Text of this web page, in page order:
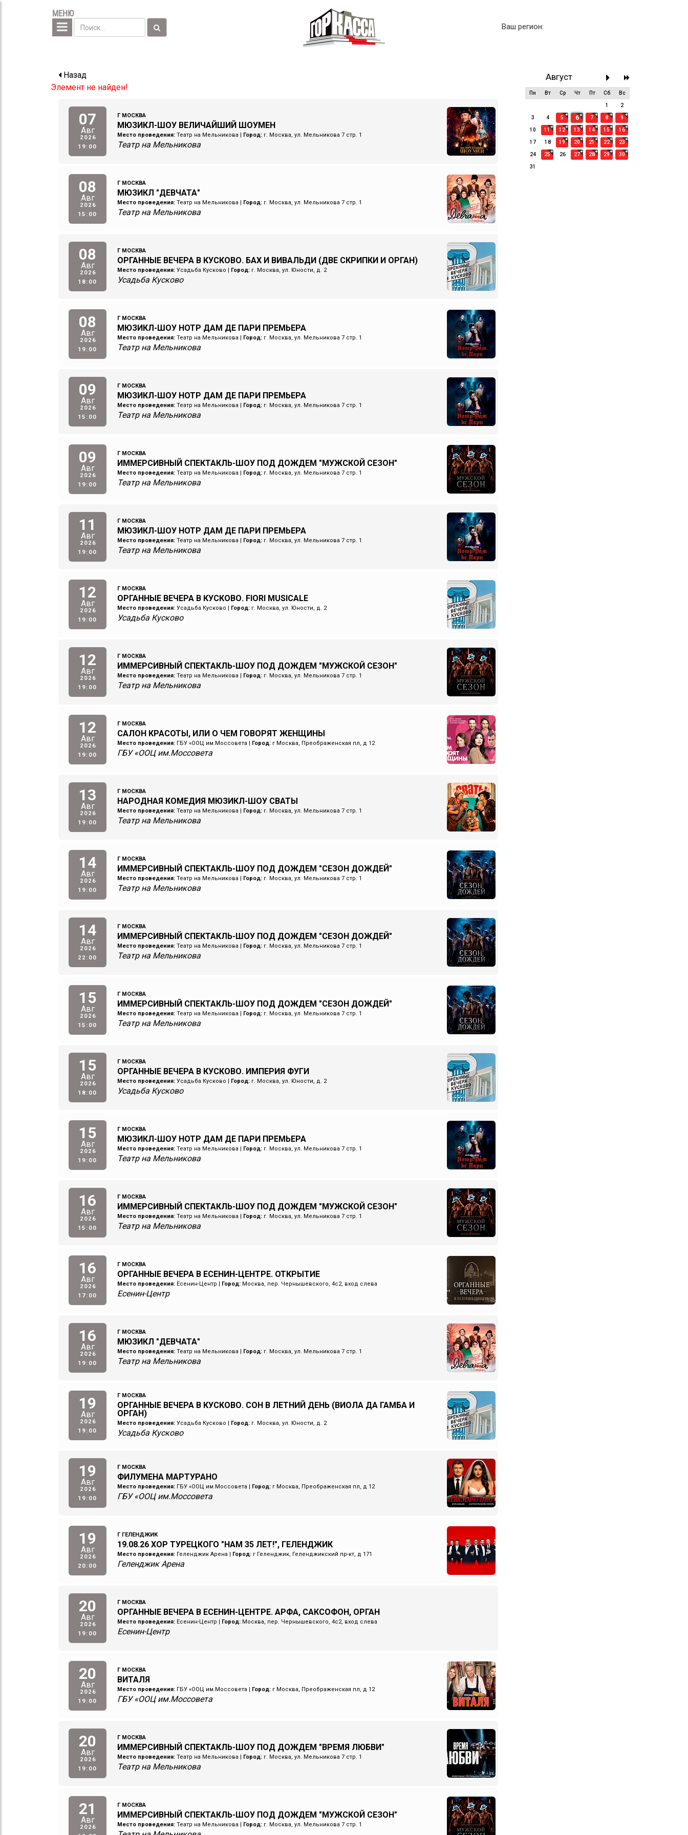
МЕНЮ
Ваш регион:
Август
Пн Вт Ср Чт Пт Сб Вс
1 2
3 4 5 6 7 8 9
10 11 12 13 14 15 16
17 18 19 20 21 22 23
24 25 26 27 28 29 30
31
Назад
Элемент не найден!
07
Авг
2026
19:00
Г МОСКВА
МЮЗИКЛ-ШОУ ВЕЛИЧАЙШИЙ ШОУМЕН
Место проведения:Театр на Мельникова | Город:г. Москва, ул. Мельникова 7 стр. 1
Театр на Мельникова
08
Авг
2026
15:00
Г МОСКВА
МЮЗИКЛ "ДЕВЧАТА"
Место проведения:Театр на Мельникова | Город:г. Москва, ул. Мельникова 7 стр. 1
Театр на Мельникова
08
Авг
2026
18:00
Г МОСКВА
ОРГАННЫЕ ВЕЧЕРА В КУСКОВО. БАХ И ВИВАЛЬДИ (ДВЕ СКРИПКИ И ОРГАН)
Место проведения:Усадьба Кусково | Город:г. Москва, ул. Юности, д. 2
Усадьба Кусково
08
Авг
2026
19:00
Г МОСКВА
МЮЗИКЛ-ШОУ НОТР ДАМ ДЕ ПАРИ ПРЕМЬЕРА
Место проведения:Театр на Мельникова | Город:г. Москва, ул. Мельникова 7 стр. 1
Театр на Мельникова
09
Авг
2026
15:00
Г МОСКВА
МЮЗИКЛ-ШОУ НОТР ДАМ ДЕ ПАРИ ПРЕМЬЕРА
Место проведения:Театр на Мельникова | Город:г. Москва, ул. Мельникова 7 стр. 1
Театр на Мельникова
09
Авг
2026
19:00
Г МОСКВА
ИММЕРСИВНЫЙ СПЕКТАКЛЬ-ШОУ ПОД ДОЖДЕМ "МУЖСКОЙ СЕЗОН"
Место проведения:Театр на Мельникова | Город:г. Москва, ул. Мельникова 7 стр. 1
Театр на Мельникова
11
Авг
2026
19:00
Г МОСКВА
МЮЗИКЛ-ШОУ НОТР ДАМ ДЕ ПАРИ ПРЕМЬЕРА
Место проведения:Театр на Мельникова | Город:г. Москва, ул. Мельникова 7 стр. 1
Театр на Мельникова
12
Авг
2026
19:00
Г МОСКВА
ОРГАННЫЕ ВЕЧЕРА В КУСКОВО. FIORI MUSICALE
Место проведения:Усадьба Кусково | Город:г. Москва, ул. Юности, д. 2
Усадьба Кусково
12
Авг
2026
19:00
Г МОСКВА
ИММЕРСИВНЫЙ СПЕКТАКЛЬ-ШОУ ПОД ДОЖДЕМ "МУЖСКОЙ СЕЗОН"
Место проведения:Театр на Мельникова | Город:г. Москва, ул. Мельникова 7 стр. 1
Театр на Мельникова
12
Авг
2026
19:00
Г МОСКВА
САЛОН КРАСОТЫ, ИЛИ О ЧЕМ ГОВОРЯТ ЖЕНЩИНЫ
Место проведения:ГБУ «ООЦ им.Моссовета | Город:г Москва, Преображенская пл, д 12
ГБУ «ООЦ им.Моссовета
13
Авг
2026
19:00
Г МОСКВА
НАРОДНАЯ КОМЕДИЯ МЮЗИКЛ-ШОУ СВАТЫ
Место проведения:Театр на Мельникова | Город:г. Москва, ул. Мельникова 7 стр. 1
Театр на Мельникова
14
Авг
2026
19:00
Г МОСКВА
ИММЕРСИВНЫЙ СПЕКТАКЛЬ-ШОУ ПОД ДОЖДЕМ "СЕЗОН ДОЖДЕЙ"
Место проведения:Театр на Мельникова | Город:г. Москва, ул. Мельникова 7 стр. 1
Театр на Мельникова
14
Авг
2026
22:00
Г МОСКВА
ИММЕРСИВНЫЙ СПЕКТАКЛЬ-ШОУ ПОД ДОЖДЕМ "СЕЗОН ДОЖДЕЙ"
Место проведения:Театр на Мельникова | Город:г. Москва, ул. Мельникова 7 стр. 1
Театр на Мельникова
15
Авг
2026
15:00
Г МОСКВА
ИММЕРСИВНЫЙ СПЕКТАКЛЬ-ШОУ ПОД ДОЖДЕМ "СЕЗОН ДОЖДЕЙ"
Место проведения:Театр на Мельникова | Город:г. Москва, ул. Мельникова 7 стр. 1
Театр на Мельникова
15
Авг
2026
18:00
Г МОСКВА
ОРГАННЫЕ ВЕЧЕРА В КУСКОВО. ИМПЕРИЯ ФУГИ
Место проведения:Усадьба Кусково | Город:г. Москва, ул. Юности, д. 2
Усадьба Кусково
15
Авг
2026
19:00
Г МОСКВА
МЮЗИКЛ-ШОУ НОТР ДАМ ДЕ ПАРИ ПРЕМЬЕРА
Место проведения:Театр на Мельникова | Город:г. Москва, ул. Мельникова 7 стр. 1
Театр на Мельникова
16
Авг
2026
15:00
Г МОСКВА
ИММЕРСИВНЫЙ СПЕКТАКЛЬ-ШОУ ПОД ДОЖДЕМ "МУЖСКОЙ СЕЗОН"
Место проведения:Театр на Мельникова | Город:г. Москва, ул. Мельникова 7 стр. 1
Театр на Мельникова
16
Авг
2026
17:00
Г МОСКВА
ОРГАННЫЕ ВЕЧЕРА В ЕСЕНИН-ЦЕНТРЕ. ОТКРЫТИЕ
Место проведения:Есенин-Центр | Город:Москва, пер. Чернышевского, 4с2, вход слева
Есенин-Центр
16
Авг
2026
19:00
Г МОСКВА
МЮЗИКЛ "ДЕВЧАТА"
Место проведения:Театр на Мельникова | Город:г. Москва, ул. Мельникова 7 стр. 1
Театр на Мельникова
19
Авг
2026
19:00
Г МОСКВА
ОРГАННЫЕ ВЕЧЕРА В КУСКОВО. СОН В ЛЕТНИЙ ДЕНЬ (ВИОЛА ДА ГАМБА И
ОРГАН)
Место проведения:Усадьба Кусково | Город:г. Москва, ул. Юности, д. 2
Усадьба Кусково
19
Авг
2026
19:00
Г МОСКВА
ФИЛУМЕНА МАРТУРАНО
Место проведения:ГБУ «ООЦ им.Моссовета | Город:г Москва, Преображенская пл, д 12
ГБУ «ООЦ им.Моссовета
19
Авг
2026
20:00
Г ГЕЛЕНДЖИК
19.08.26 ХОР ТУРЕЦКОГО "НАМ 35 ЛЕТ!", ГЕЛЕНДЖИК
Место проведения:Геленджик Арена | Город:г Геленджик, Геленджикский пр-кт, д 171
Геленджик Арена
20
Авг
2026
19:00
Г МОСКВА
ОРГАННЫЕ ВЕЧЕРА В ЕСЕНИН-ЦЕНТРЕ. АРФА, САКСОФОН, ОРГАН
Место проведения:Есенин-Центр | Город:Москва, пер. Чернышевского, 4с2, вход слева
Есенин-Центр
20
Авг
2026
19:00
Г МОСКВА
ВИТАЛЯ
Место проведения:ГБУ «ООЦ им.Моссовета | Город:г Москва, Преображенская пл, д 12
ГБУ «ООЦ им.Моссовета
20
Авг
2026
19:00
Г МОСКВА
ИММЕРСИВНЫЙ СПЕКТАКЛЬ-ШОУ ПОД ДОЖДЕМ "ВРЕМЯ ЛЮБВИ"
Место проведения:Театр на Мельникова | Город:г. Москва, ул. Мельникова 7 стр. 1
Театр на Мельникова
21
Авг
2026
Г МОСКВА
ИММЕРСИВНЫЙ СПЕКТАКЛЬ-ШОУ ПОД ДОЖДЕМ "МУЖСКОЙ СЕЗОН"
Место проведения:Театр на Мельникова | Город:г. Москва, ул. Мельникова 7 стр. 1